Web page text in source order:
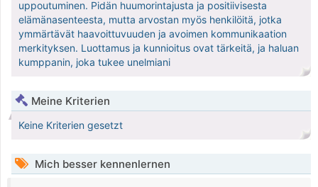
uppoutuminen. Pidän huumorintajusta ja positiivisesta
elämänasenteesta, mutta arvostan myös henkilöitä, jotka
ymmärtävät haavoittuvuuden ja avoimen kommunikaation
merkityksen. Luottamus ja kunnioitus ovat tärkeitä, ja haluan
kumppanin, joka tukee unelmiani
Meine Kriterien
Keine Kriterien gesetzt
Mich besser kennenlernen